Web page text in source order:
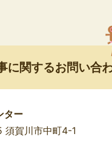
に関するお問い合
ター
賀川市中町4-1